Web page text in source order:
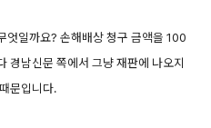
일까요? 손해배상 청구 금액을 100
경남신문 쪽에서 그냥 재판에 나오지
문입니다.